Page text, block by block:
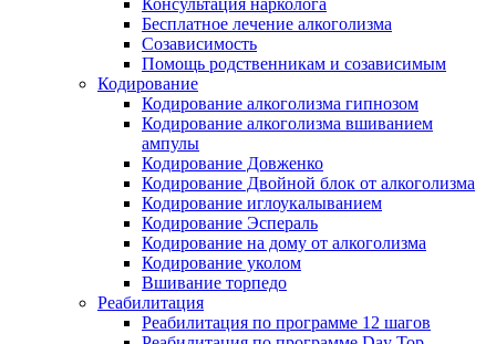
Консультация нарколога
Бесплатное лечение алкоголизма
Созависимость
Помощь родственникам и созависимым
Кодирование
Кодирование алкоголизма гипнозом
Кодирование алкоголизма вшиванием
ампулы
Кодирование Довженко
Кодирование Двойной блок от алкоголизма
Кодирование иглоукалыванием
Кодирование Эспераль
Кодирование на дому от алкоголизма
Кодирование уколом
Вшивание торпедо
Реабилитация
Реабилитация по программе 12 шагов